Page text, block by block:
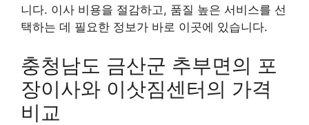
니다. 이사 비용을 절감하고, 품질 높은 서비스를 선
택하는 데 필요한 정보가 바로 이곳에 있습니다.
충청남도 금산군 추부면의 포
장이사와 이삿짐센터의 가격
비교